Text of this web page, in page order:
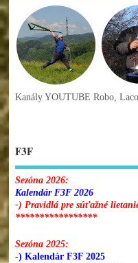
Kanály YOUTUBE Robo, Laco
F3F
Sezóna 2026:
Kalendár F3F 2026
-) Pravidlá pre súťažné
*****************
Sezóna 2025:
-) Kalendár F3F 2025